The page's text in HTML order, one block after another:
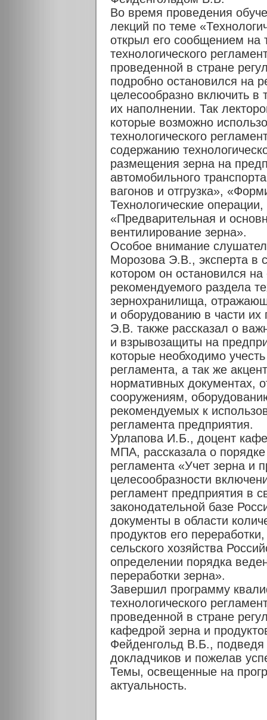
Во время проведения
лекций по теме
открыл его сообщением на
технологического
проведенной в стране
подробно остановился на
целесообразно включить в
их наполнении. Так
которые возможно
технологического
содержанию
размещения зерна на
автомобильного
вагонов и отгрузка»,
Технологические
«Предварительная и
вентилирование зерна».
Особое внимание
Морозова Э.В., эксперта в
котором он остановился
рекомендуемого раздела
зернохранилища,
и оборудованию в части
Э.В. также рассказал о
и взрывозащиты на
которые необходимо
регламента, а так же
нормативных документах,
сооружениям,
рекомендуемых к
регламента предприятия.
Урлапова И.Б., доцент
МПА, рассказала о порядке
регламента «Учет зерна и
целесообразности
регламент предприятия в
законодательной базе
документы в области
продуктов его
сельского хозяйства
определении порядка
переработки зерна».
Завершил программу
технологического
проведенной в стране
кафедрой зерна и
Фейденгольд В.Б., подведя
докладчиков и пожелав
Темы, освещенные на
актуальность.